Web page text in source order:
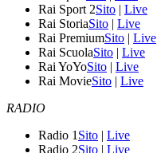
Rai Sport 2Sito | Live
Rai StoriaSito | Live
Rai PremiumSito | Live
Rai ScuolaSito | Live
Rai YoYoSito | Live
Rai MovieSito | Live
RADIO
Radio 1 Sito | Live
Radio 2Sito | Live